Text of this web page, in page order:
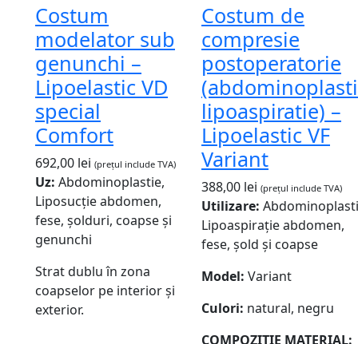
Costum
modelator sub
genunchi –
Lipoelastic VD
special
Comfort
692,00 lei (prețul include TVA)
Uz: Abdominoplastie,
Liposucție abdomen,
fese, șolduri, coapse și
genunchi
Strat dublu în zona
coapselor pe interior și
exterior.
Costum de
compresie
postoperatorie
lipoaspiratie) –
Lipoelastic VF
Variant
388,00 lei (prețul include TVA)
Utilizare:
Lipoaspirație abdomen,
fese, șold și coapse
Model: Variant
Culori: natural, negru
COMPOZIȚIE MATERIAL: